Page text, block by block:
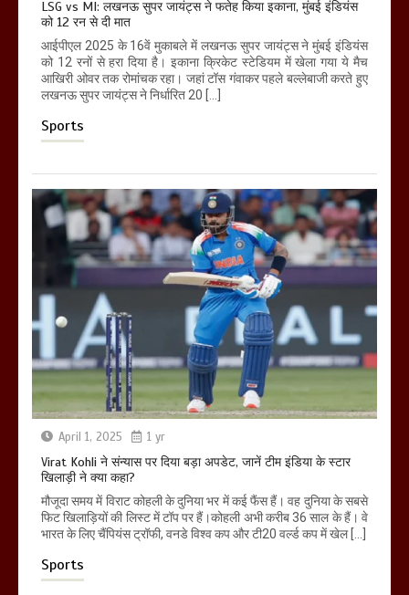
LSG vs MI: लखनऊ सुपर जायंट्स ने फतेह किया इकाना, मुंबई इंडियंस
को 12 रन से दी मात
आईपीएल 2025 के 16वें मुकाबले में लखनऊ सुपर जायंट्स ने मुंबई इंडियंस
को 12 रनों से हरा दिया है। इकाना क्रिकेट स्टेडियम में खेला गया ये मैच
आखिरी ओवर तक रोमांचक रहा। जहां टॉस गंवाकर पहले बल्लेबाजी करते हुए
लखनऊ सुपर जायंट्स ने निर्धारित 20 […]
Sports
April 1, 2025 1 yr
Virat Kohli ने संन्यास पर दिया बड़ा अपडेट, जानें टीम इंडिया के स्टार
खिलाड़ी ने क्या कहा?
मौजूदा समय में विराट कोहली के दुनिया भर में कई फैंस हैं। वह दुनिया के सबसे
फिट खिलाड़ियों की लिस्ट में टॉप पर हैं।कोहली अभी करीब 36 साल के हैं। वे
भारत के लिए चैंपियंस ट्रॉफी, वनडे विश्व कप और टी20 वर्ल्ड कप में खेल […]
Sports